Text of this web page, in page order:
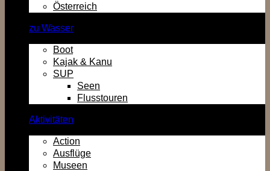
Österreich
zu Wasser
Boot
Kajak & Kanu
SUP
Seen
Flusstouren
Aktivitäten
Action
Ausflüge
Museen